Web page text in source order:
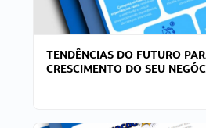
TENDÊNCIAS DO FUTURO
CRESCIMENTO DO SEU